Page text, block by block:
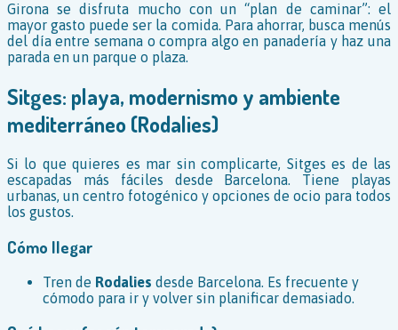
Girona se disfruta mucho con un “plan de caminar”: el
mayor gasto puede ser la comida. Para ahorrar, busca menús
del día entre semana o compra algo en panadería y haz una
parada en un parque o plaza.
Sitges: playa, modernismo y ambiente
mediterráneo (Rodalies)
Si lo que quieres es mar sin complicarte, Sitges es de las
escapadas más fáciles desde Barcelona. Tiene playas
urbanas, un centro fotogénico y opciones de ocio para todos
los gustos.
Cómo llegar
Tren de Rodalies desde Barcelona. Es frecuente y
cómodo para ir y volver sin planificar demasiado.